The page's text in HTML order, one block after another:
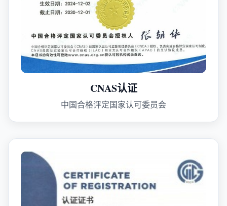
CNAS认证
中国合格评定国家认可委员会